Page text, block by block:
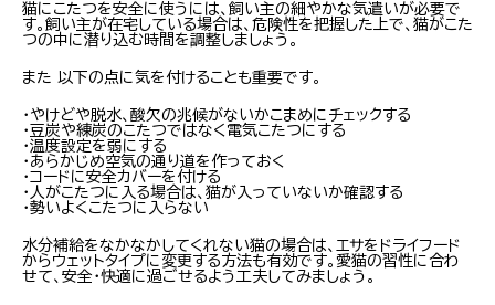
猫にこたつを安全に使うには、飼い主の細やかな気遣いが必要で
す。飼い主が在宅している場合は、危険性を把握した上で、猫がこた
つの中に潜り込む時間を調整しましょう。
また 以下の点に気を付けることも重要です。
・やけどや脱水、酸欠の兆候がないかこまめにチェックする
・豆炭や練炭のこたつではなく電気こたつにする
・温度設定を弱にする
・あらかじめ空気の通り道を作っておく
・コードに安全カバーを付ける
・人がこたつに入る場合は、猫が入っていないか確認する
・勢いよくこたつに入らない
水分補給をなかなかしてくれない猫の場合は、エサをドライフード
からウェットタイプに変更する方法も有効です。愛猫の習性に合わ
せて、安全・快適に過ごせるよう工夫してみましょう。